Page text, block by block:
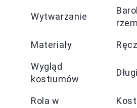
Wytwarzanie
Materiały
Wygląd
kostiumów
Rola w